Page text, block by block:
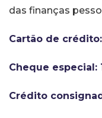
das finanças
Cartão de crédito:
Cheque especial:
Crédito